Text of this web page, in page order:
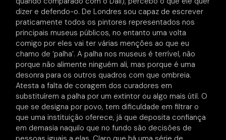
dizer e defendo-o. De Londres sou capaz de escrever
praticamente todos os pintores representados nos
principais museus públicos, no entanto uma volta
comigo por eles vai ter várias menções ao que eu
chamo de ‘palha’. A palha nos museus é terrível, não
porque não alimente ninguém ali, mas porque é uma
desonra para os outros quadros com que ombreia.
Atesta a falta de coragem dos curadores em
substituírem a palha por um extintor ou algo mais útil. O
que se designa por povo, tem dificuldade em filtrar o
que uma instituição oferece, já que deposita confiança
em demasia naquilo que no fundo são decisões de